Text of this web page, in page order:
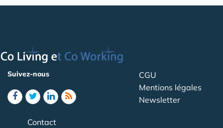
Suivez-nous
CGU
Mentions légales
Newsletter
Contact